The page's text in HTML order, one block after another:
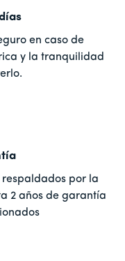
en caso de
y la tranquilidad
respaldados por la
2 años de garantía